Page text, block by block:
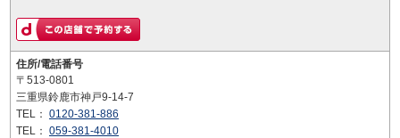
住所/電話番号
〒513-0801
三重県鈴鹿市神戸9-14-7
TEL： 0120-381-886
TEL： 059-381-4010